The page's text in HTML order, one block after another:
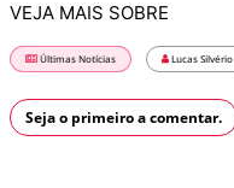
VEJA MAIS SOBRE
Últimas Notícias Lucas Silvério
Seja o primeiro a comentar.